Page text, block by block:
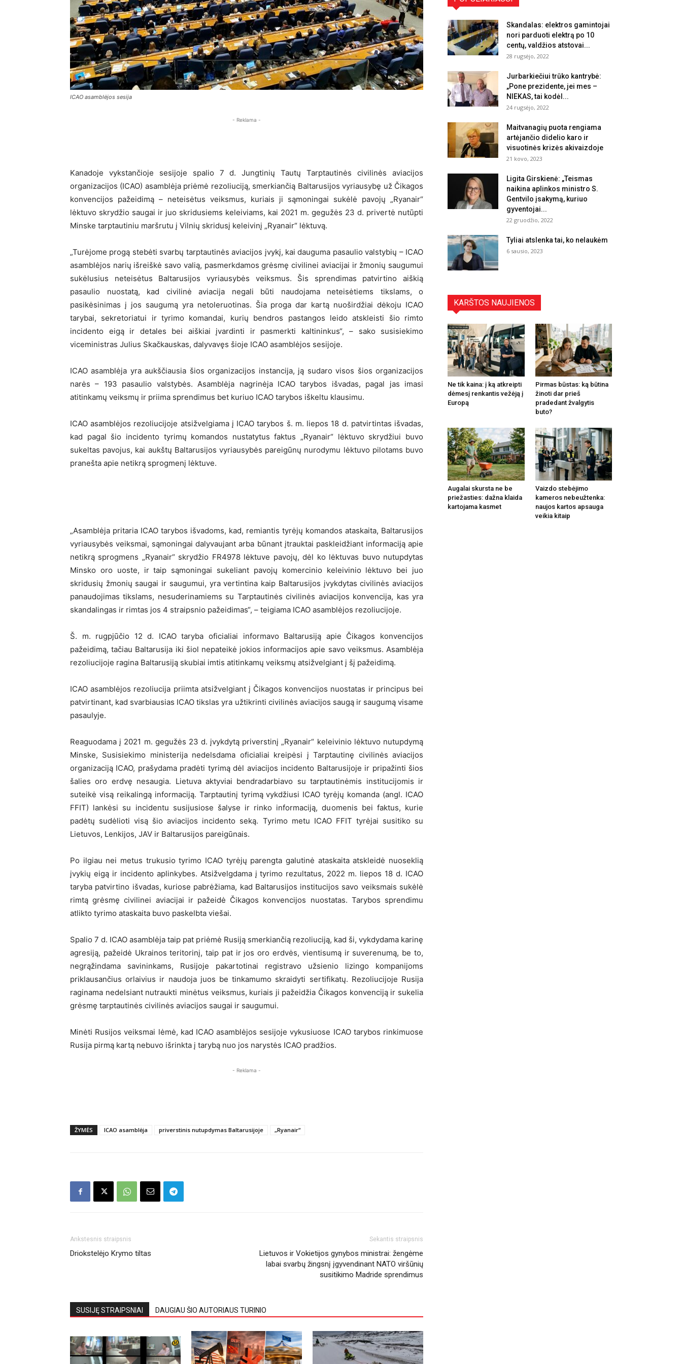
ICAO asamblėjos sesija
- Reklama -
Kanadoje vykstančioje sesijoje spalio 7 d. Jungtinių Tautų Tarptautinės civilinės aviacijos
organizacijos (ICAO) asamblėja priėmė rezoliuciją, smerkiančią Baltarusijos vyriausybę už Čikagos
konvencijos pažeidimą – neteisėtus veiksmus, kuriais ji sąmoningai sukėlė pavojų „Ryanair“
lėktuvo skrydžio saugai ir juo skridusiems keleiviams, kai 2021 m. gegužės 23 d. privertė nutūpti
Minske tarptautiniu maršrutu į Vilnių skridusį keleivinį „Ryanair“ lėktuvą.
„Turėjome progą stebėti svarbų tarptautinės aviacijos įvykį, kai dauguma pasaulio valstybių – ICAO
asamblėjos narių išreiškė savo valią, pasmerkdamos grėsmę civilinei aviacijai ir žmonių saugumui
sukėlusius neteisėtus Baltarusijos vyriausybės veiksmus. Šis sprendimas patvirtino aiškią
pasaulio nuostatą, kad civilinė aviacija negali būti naudojama neteisėtiems tikslams, o
pasikėsinimas į jos saugumą yra netoleruotinas. Šia proga dar kartą nuoširdžiai dėkoju ICAO
tarybai, sekretoriatui ir tyrimo komandai, kurių bendros pastangos leido atskleisti šio rimto
incidento eigą ir detales bei aiškiai įvardinti ir pasmerkti kaltininkus“, – sako susisiekimo
viceministras Julius Skačkauskas, dalyvavęs šioje ICAO asamblėjos sesijoje.
ICAO asamblėja yra aukščiausia šios organizacijos instancija, ją sudaro visos šios organizacijos
narės – 193 pasaulio valstybės. Asamblėja nagrinėja ICAO tarybos išvadas, pagal jas imasi
atitinkamų veiksmų ir priima sprendimus bet kuriuo ICAO tarybos iškeltu klausimu.
ICAO asamblėjos rezoliucijoje atsižvelgiama į ICAO tarybos š. m. liepos 18 d. patvirtintas išvadas,
kad pagal šio incidento tyrimų komandos nustatytus faktus „Ryanair“ lėktuvo skrydžiui buvo
sukeltas pavojus, kai aukštų Baltarusijos vyriausybės pareigūnų nurodymu lėktuvo pilotams buvo
pranešta apie netikrą sprogmenį lėktuve.
„Asamblėja pritaria ICAO tarybos išvadoms, kad, remiantis tyrėjų komandos ataskaita, Baltarusijos
vyriausybės veiksmai, sąmoningai dalyvaujant arba būnant įtrauktai paskleidžiant informaciją apie
netikrą sprogmens „Ryanair“ skrydžio FR4978 lėktuve pavojų, dėl ko lėktuvas buvo nutupdytas
Minsko oro uoste, ir taip sąmoningai sukeliant pavojų komercinio keleivinio lėktuvo bei juo
skridusių žmonių saugai ir saugumui, yra vertintina kaip Baltarusijos įvykdytas civilinės aviacijos
panaudojimas tikslams, nesuderinamiems su Tarptautinės civilinės aviacijos konvencija, kas yra
skandalingas ir rimtas jos 4 straipsnio pažeidimas“, – teigiama ICAO asamblėjos rezoliucijoje.
Š. m. rugpjūčio 12 d. ICAO taryba oficialiai informavo Baltarusiją apie Čikagos konvencijos
pažeidimą, tačiau Baltarusija iki šiol nepateikė jokios informacijos apie savo veiksmus. Asamblėja
rezoliucijoje ragina Baltarusiją skubiai imtis atitinkamų veiksmų atsižvelgiant į šį pažeidimą.
ICAO asamblėjos rezoliucija priimta atsižvelgiant į Čikagos konvencijos nuostatas ir principus bei
patvirtinant, kad svarbiausias ICAO tikslas yra užtikrinti civilinės aviacijos saugą ir saugumą visame
pasaulyje.
Reaguodama į 2021 m. gegužės 23 d. įvykdytą priverstinį „Ryanair“ keleivinio lėktuvo nutupdymą
Minske, Susisiekimo ministerija nedelsdama oficialiai kreipėsi į Tarptautinę civilinės aviacijos
organizaciją ICAO, prašydama pradėti tyrimą dėl aviacijos incidento Baltarusijoje ir pripažinti šios
šalies oro erdvę nesaugia. Lietuva aktyviai bendradarbiavo su tarptautinėmis institucijomis ir
suteikė visą reikalingą informaciją. Tarptautinį tyrimą vykdžiusi ICAO tyrėjų komanda (angl. ICAO
FFIT) lankėsi su incidentu susijusiose šalyse ir rinko informaciją, duomenis bei faktus, kurie
padėtų sudėlioti visą šio aviacijos incidento seką. Tyrimo metu ICAO FFIT tyrėjai susitiko su
Lietuvos, Lenkijos, JAV ir Baltarusijos pareigūnais.
Po ilgiau nei metus trukusio tyrimo ICAO tyrėjų parengta galutinė ataskaita atskleidė nuoseklią
įvykių eigą ir incidento aplinkybes. Atsižvelgdama į tyrimo rezultatus, 2022 m. liepos 18 d. ICAO
taryba patvirtino išvadas, kuriose pabrėžiama, kad Baltarusijos institucijos savo veiksmais sukėlė
rimtą grėsmę civilinei aviacijai ir pažeidė Čikagos konvencijos nuostatas. Tarybos sprendimu
atlikto tyrimo ataskaita buvo paskelbta viešai.
Spalio 7 d. ICAO asamblėja taip pat priėmė Rusiją smerkiančią rezoliuciją, kad ši, vykdydama karinę
agresiją, pažeidė Ukrainos teritorinį, taip pat ir jos oro erdvės, vientisumą ir suverenumą, be to,
negrąžindama savininkams, Rusijoje pakartotinai registravo užsienio lizingo kompanijoms
priklausančius orlaivius ir naudoja juos be tinkamumo skraidyti sertifikatų. Rezoliucijoje Rusija
raginama nedelsiant nutraukti minėtus veiksmus, kuriais ji pažeidžia Čikagos konvenciją ir sukelia
grėsmę tarptautinės civilinės aviacijos saugai ir saugumui.
Minėti Rusijos veiksmai lėmė, kad ICAO asamblėjos sesijoje vykusiuose ICAO tarybos rinkimuose
Rusija pirmą kartą nebuvo išrinkta į tarybą nuo jos narystės ICAO pradžios.
- Reklama -
ŽYMĖS ICAO asamblėja priverstinis nutupdymas Baltarusijoje „Ryanair“
Ankstesnis straipsnis
Driokstelėjo Krymo tiltas
Sekantis straipsnis
Lietuvos ir Vokietijos gynybos ministrai: žengėme
labai svarbų žingsnį įgyvendinant NATO viršūnių
susitikimo Madride sprendimus
SUSIJĘ STRAIPSNIAI DAUGIAU ŠIO AUTORIAUS TURINIO
Skandalas: elektros gamintojai
nori parduoti elektrą po 10
centų, valdžios atstovai...
28 rugsėjo, 2022
Jurbarkiečiui trūko kantrybė:
„Pone prezidente, jei mes –
NIEKAS, tai kodėl...
24 rugsėjo, 2022
Maitvanagių puota rengiama
artėjančio didelio karo ir
visuotinės krizės akivaizdoje
21 kovo, 2023
Ligita Girskienė: „Teismas
naikina aplinkos ministro S.
Gentvilo įsakymą, kuriuo
gyventojai...
22 gruodžio, 2022
Tyliai atslenka tai, ko nelaukėm
6 sausio, 2023
KARŠTOS NAUJIENOS
Ne tik kaina: į ką atkreipti
dėmesį renkantis vežėją į
Europą
Pirmas būstas: ką būtina
žinoti dar prieš
pradedant žvalgytis
buto?
Augalai skursta ne be
priežasties: dažna klaida
kartojama kasmet
Vaizdo stebėjimo
kameros nebeužtenka:
naujos kartos apsauga
veikia kitaip